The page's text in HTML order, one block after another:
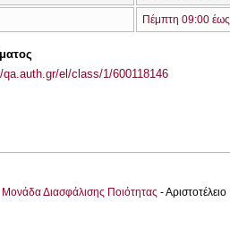
Πέμπτη 09:00
qa.auth.gr/el/class/1/600118146
Μονάδα Διασφάλισης Ποιότητας -